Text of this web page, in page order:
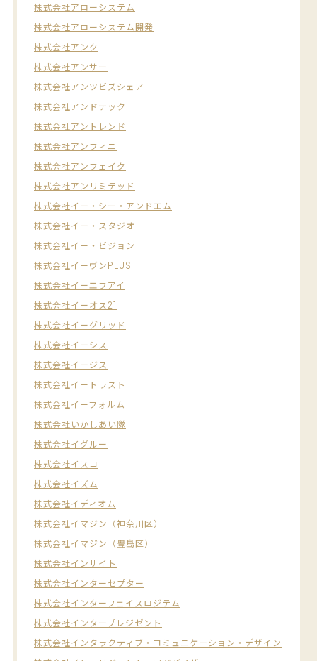
株式会社アローシステム
株式会社アローシステム開発
株式会社アンク
株式会社アンサー
株式会社アンツビズシェア
株式会社アンドテック
株式会社アントレンド
株式会社アンフィニ
株式会社アンフェイク
株式会社アンリミテッド
株式会社イー・シー・アンドエム
株式会社イー・スタジオ
株式会社イー・ビジョン
株式会社イーヴンPLUS
株式会社イーエフアイ
株式会社イーオス21
株式会社イーグリッド
株式会社イーシス
株式会社イージス
株式会社イートラスト
株式会社イーフォルム
株式会社いかしあい隊
株式会社イグルー
株式会社イスコ
株式会社イズム
株式会社イディオム
株式会社イマジン（神奈川区）
株式会社イマジン（豊島区）
株式会社インサイト
株式会社インターセプター
株式会社インターフェイスロジテム
株式会社インタープレジゼント
株式会社インタラクティブ・コミュニケーション・デザイン